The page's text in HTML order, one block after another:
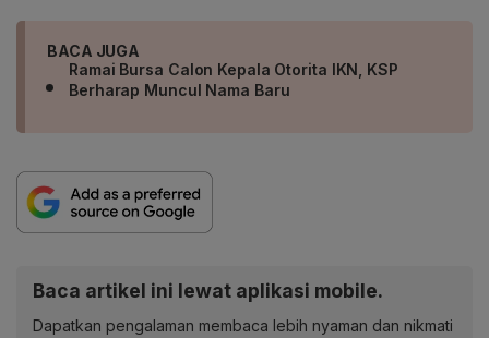
BACA JUGA
Ramai Bursa Calon Kepala Otorita IKN, KSP
Berharap Muncul Nama Baru
Baca artikel ini lewat aplikasi mobile.
Dapatkan pengalaman membaca lebih nyaman dan nikmati